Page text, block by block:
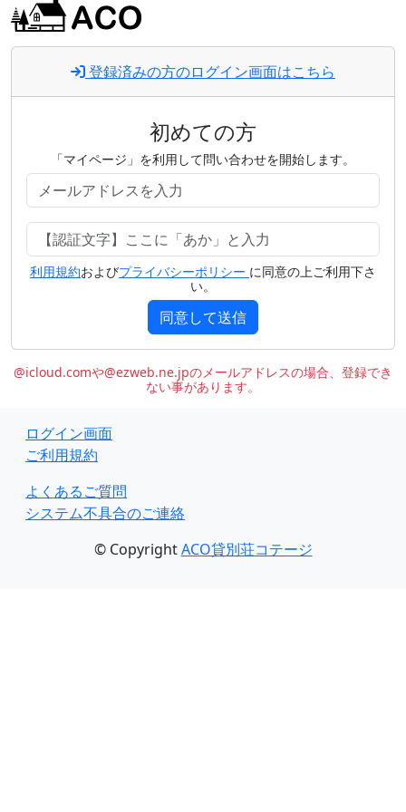
登録済みの方のログイン画面はこちら
初めての方
「マイページ」を利用して問い合わせを開始します。
利用規約およびプライバシーポリシー に同意の上ご利用下さ
い。
同意して送信
@icloud.comや@ezweb.ne.jpのメールアドレスの場合、登録でき
ない事があります。
ログイン画面
ご利用規約
よくあるご質問
システム不具合のご連絡
© CopyrightACO貸別荘コテージ